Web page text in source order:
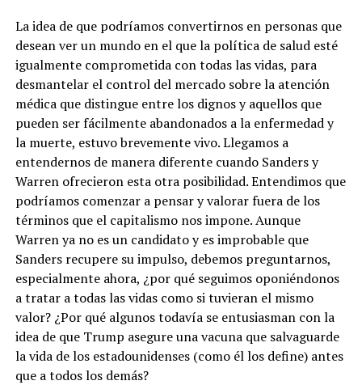
La idea de que podríamos convertirnos en personas que
desean ver un mundo en el que la política de salud esté
igualmente comprometida con todas las vidas, para
desmantelar el control del mercado sobre la atención
médica que distingue entre los dignos y aquellos que
pueden ser fácilmente abandonados a la enfermedad y
la muerte, estuvo brevemente vivo. Llegamos a
entendernos de manera diferente cuando Sanders y
Warren ofrecieron esta otra posibilidad. Entendimos que
podríamos comenzar a pensar y valorar fuera de los
términos que el capitalismo nos impone. Aunque
Warren ya no es un candidato y es improbable que
Sanders recupere su impulso, debemos preguntarnos,
especialmente ahora, ¿por qué seguimos oponiéndonos
a tratar a todas las vidas como si tuvieran el mismo
valor? ¿Por qué algunos todavía se entusiasman con la
idea de que Trump asegure una vacuna que salvaguarde
la vida de los estadounidenses (como él los define) antes
que a todos los demás?